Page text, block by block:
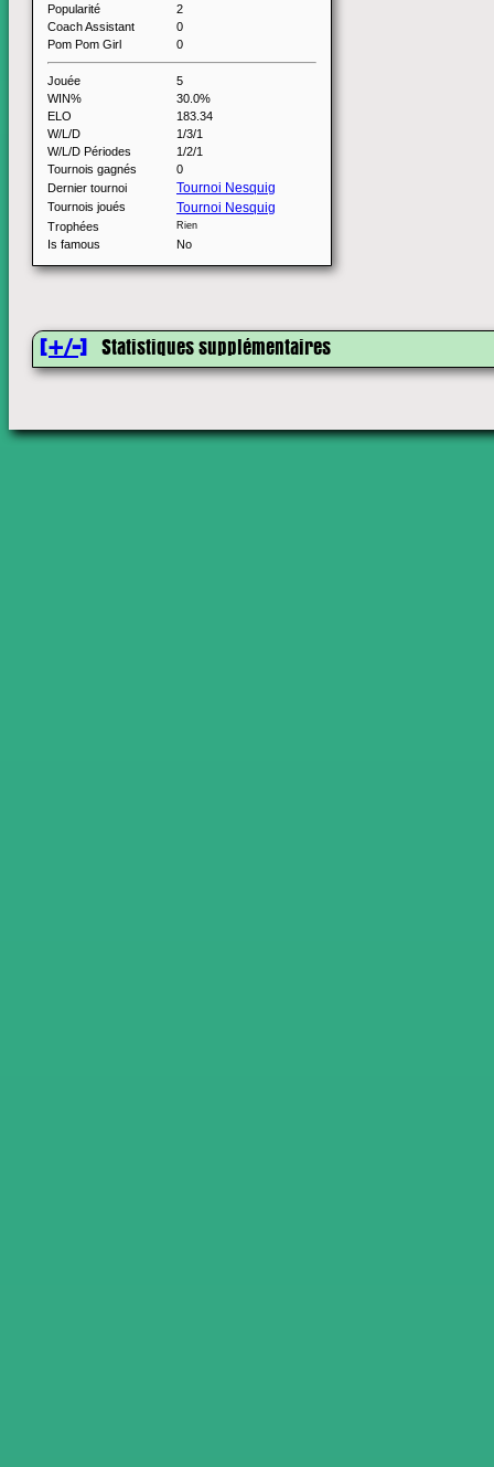
Popularité
2
Coach Assistant
0
Pom Pom Girl
0
Jouée
5
WIN%
30.0%
ELO
183.34
W/L/D
1/3/1
W/L/D Périodes
1/2/1
Tournois gagnés
0
Dernier tournoi
Tournoi Nesquig
Tournois joués Tournoi Nesquig
Trophées Rien
Is famous No
[+/-] Statistiques supplémentaires